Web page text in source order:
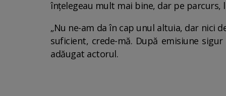
înțelegeau mult mai bine, dar pe
„Nu ne-am da în cap unul altuia, dar nici
suficient, crede-mă. După emisiune
adăugat actorul.